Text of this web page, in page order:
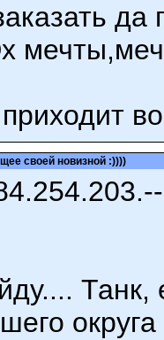
да
своей новизной :))))